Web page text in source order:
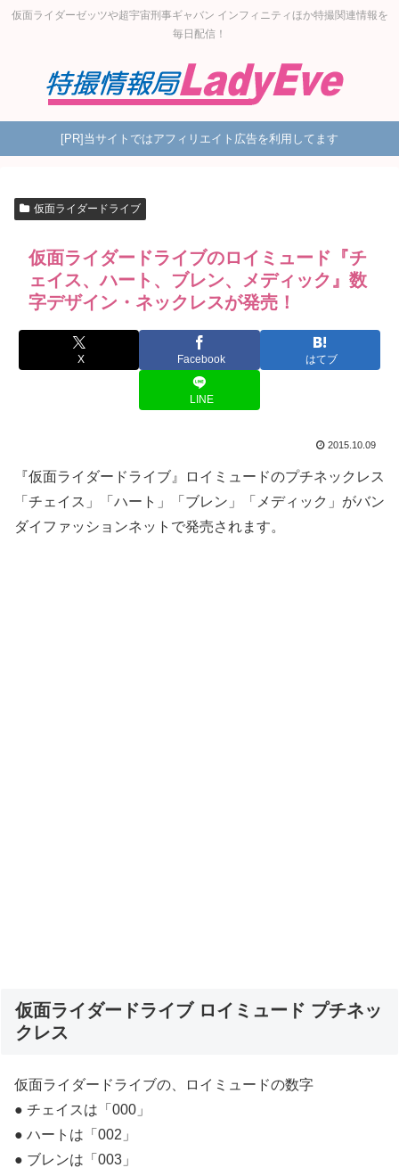
仮面ライダーゼッツや超宇宙刑事ギャバン インフィニティほか特撮関連情報を
毎日配信！
[PR]当サイトではアフィリエイト広告を利用してます
仮面ライダードライブ
仮面ライダードライブのロイミュード『チ
ェイス、ハート、ブレン、メディック』数
字デザイン・ネックレスが発売！
X Facebook はてブ
LINE
2015.10.09
『仮面ライダードライブ』ロイミュードのプチネックレス
「チェイス」「ハート」「ブレン」「メディック」がバン
ダイファッションネットで発売されます。
仮面ライダードライブ ロイミュード プチネッ
クレス
仮面ライダードライブの、ロイミュードの数字
● チェイスは「000」
● ハートは「002」
● ブレンは「003」